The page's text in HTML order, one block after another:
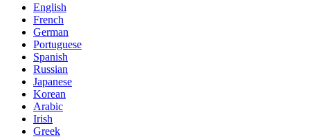
English
French
German
Portuguese
Spanish
Russian
Japanese
Korean
Arabic
Irish
Greek